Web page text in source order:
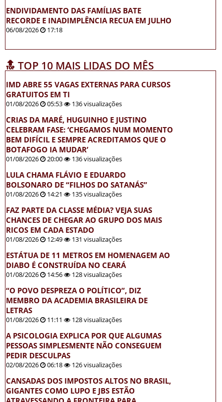
ENDIVIDAMENTO DAS FAMÍLIAS BATE
RECORDE E INADIMPLÊNCIA RECUA EM JULHO
06/08/2026 17:18
🔝 TOP 10 MAIS LIDAS DO MÊS
IMD ABRE 55 VAGAS EXTERNAS PARA CURSOS
GRATUITOS EM TI
01/08/2026 05:53 136 visualizações
CRIAS DA MARÉ, HUGUINHO E JUSTINO
CELEBRAM FASE: ‘CHEGAMOS NUM MOMENTO
BEM DIFÍCIL E SEMPRE ACREDITAMOS QUE O
BOTAFOGO IA MUDAR’
01/08/2026 20:00 136 visualizações
LULA CHAMA FLÁVIO E EDUARDO
BOLSONARO DE “FILHOS DO SATANÁS”
01/08/2026 14:21 135 visualizações
FAZ PARTE DA CLASSE MÉDIA? VEJA SUAS
CHANCES DE CHEGAR AO GRUPO DOS MAIS
RICOS EM CADA ESTADO
01/08/2026 12:49 131 visualizações
ESTÁTUA DE 11 METROS EM HOMENAGEM AO
DIABO É CONSTRUÍDA NO CEARÁ
01/08/2026 14:56 128 visualizações
“O POVO DESPREZA O POLÍTICO”, DIZ
MEMBRO DA ACADEMIA BRASILEIRA DE
LETRAS
01/08/2026 11:11 128 visualizações
A PSICOLOGIA EXPLICA POR QUE ALGUMAS
PESSOAS SIMPLESMENTE NÃO CONSEGUEM
PEDIR DESCULPAS
02/08/2026 06:18 126 visualizações
CANSADAS DOS IMPOSTOS ALTOS NO BRASIL,
GIGANTES COMO LUPO E JBS ESTÃO